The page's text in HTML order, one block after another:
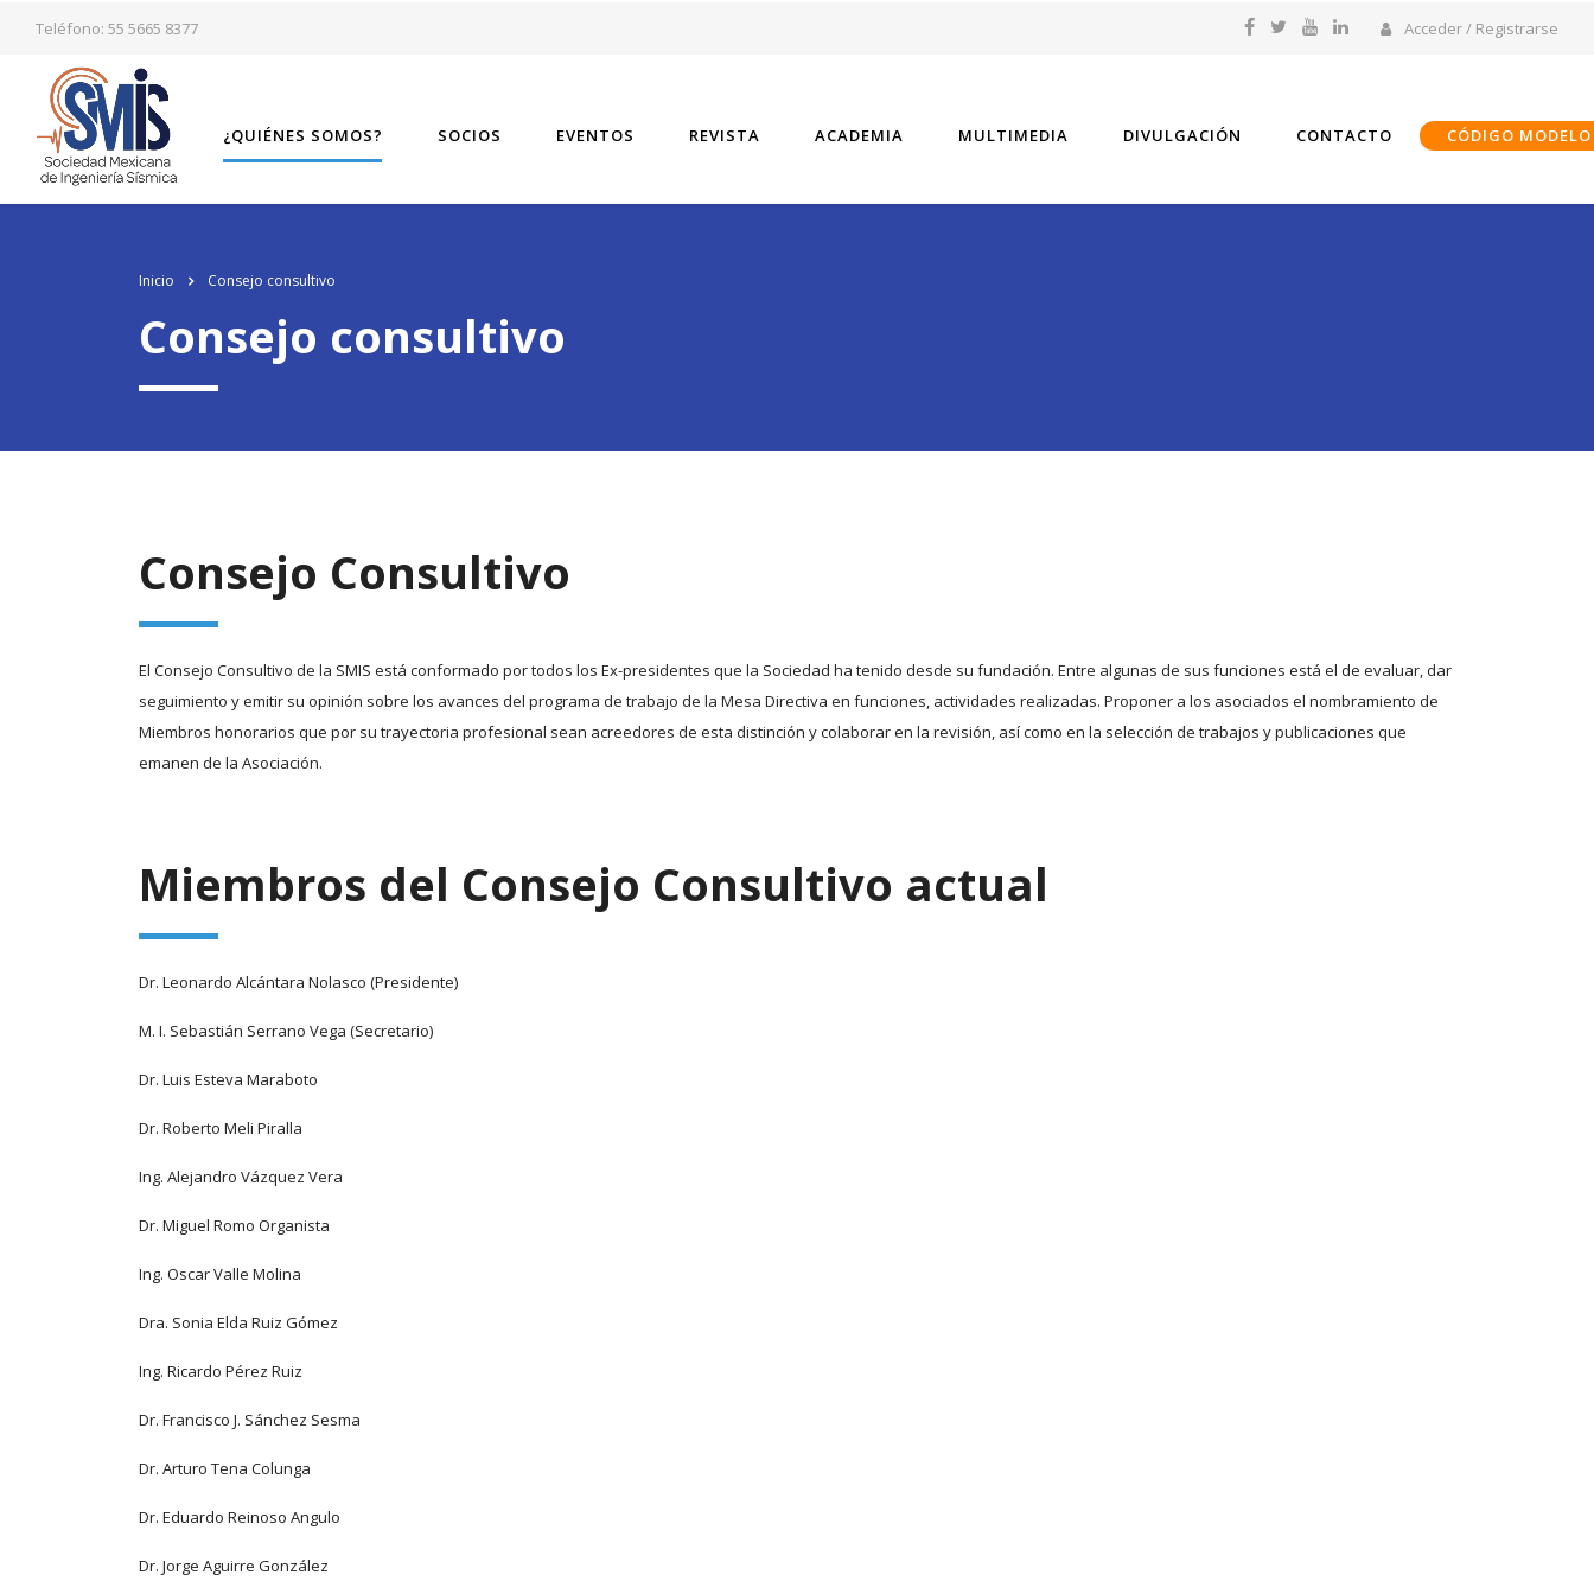
Teléfono: 55 5665 8377
Acceder / Registrarse
¿QUIÉNES SOMOS? SOCIOS EVENTOS REVISTA ACADEMIA MULTIMEDIA DIVULGACIÓN CONTACTO CÓDIGO MODELO
Inicio Consejo consultivo
Consejo consultivo
Consejo Consultivo
El Consejo Consultivo de la SMIS está conformado por todos los Ex-presidentes que la Sociedad ha tenido desde su fundación. Entre algunas de sus funciones está el de evaluar, dar
seguimiento y emitir su opinión sobre los avances del programa de trabajo de la Mesa Directiva en funciones, actividades realizadas. Proponer a los asociados el nombramiento de
Miembros honorarios que por su trayectoria profesional sean acreedores de esta distinción y colaborar en la revisión, así como en la selección de trabajos y publicaciones que
emanen de la Asociación.
Miembros del Consejo Consultivo actual
Dr. Leonardo Alcántara Nolasco (Presidente)
M. I. Sebastián Serrano Vega (Secretario)
Dr. Luis Esteva Maraboto
Dr. Roberto Meli Piralla
Ing. Alejandro Vázquez Vera
Dr. Miguel Romo Organista
Ing. Oscar Valle Molina
Dra. Sonia Elda Ruiz Gómez
Ing. Ricardo Pérez Ruiz
Dr. Francisco J. Sánchez Sesma
Dr. Arturo Tena Colunga
Dr. Eduardo Reinoso Angulo
Dr. Jorge Aguirre González